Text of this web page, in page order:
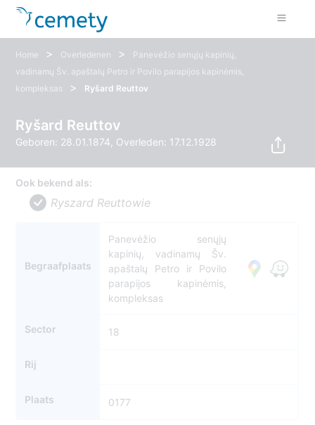
Home > Overledenen >
Panevėžio senųjų kapinių,
vadinamų Šv. apaštalų Petro ir Povilo parapijos kapinėmis,
kompleksas
> Ryšard Reuttov
Ryšard Reuttov
Geboren: 28.01.1874, Overleden: 17.12.1928
Ook bekend als:
Ryszard Reuttowie
Begraafplaats
Panevėžio senųjų
kapinių, vadinamų Šv.
apaštalų Petro ir Povilo
parapijos kapinėmis,
kompleksas
Sector 18
Rij
Plaats 0177